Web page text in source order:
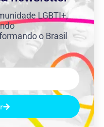
LGBTI+,
o Brasil